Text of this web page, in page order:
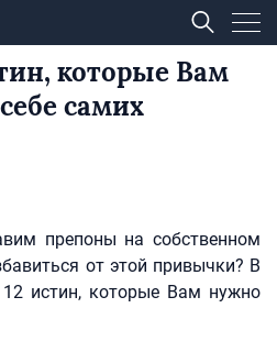
которые Вам
самих
препоны на собственном
от этой привычки? В
истин, которые Вам нужно